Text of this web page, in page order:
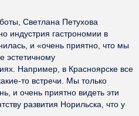
Светлана Петухова
индустрия гастрономии в
и «очень приятно, что мы
эстетичному
Например, в Красноярске все
то встречи. Мы только
и очень приятно видеть эти
развития Норильска, что у